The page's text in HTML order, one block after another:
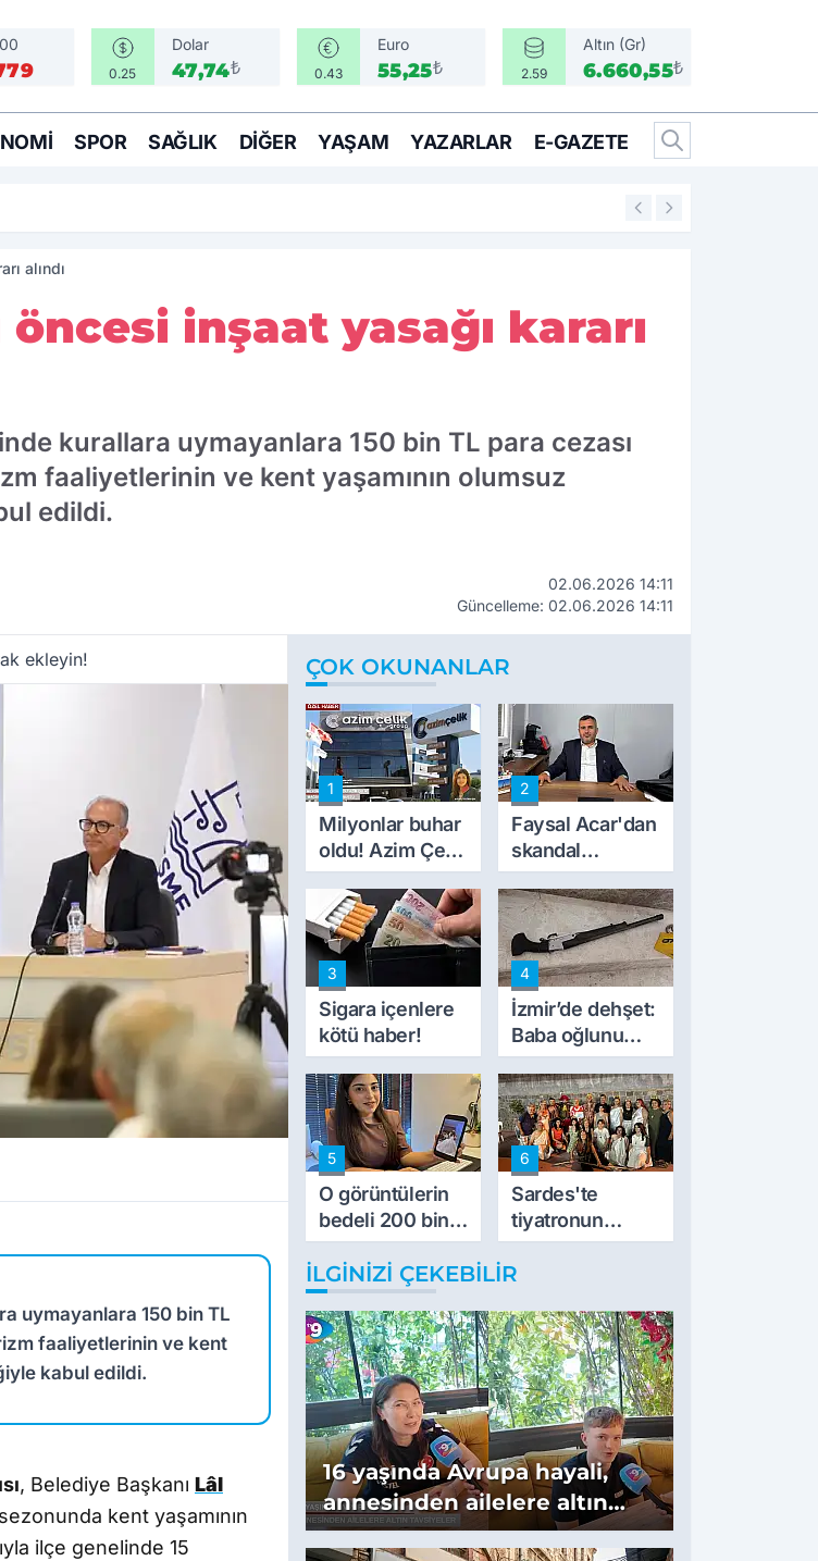
0.25
Dolar
47,74₺ 0.43
Euro
55,25₺ 2.59
Altın (Gr)
6.660,55₺
SPOR SAĞLIK DIĞER YAŞAM YAZARLAR E-GAZETE
17:17 Türkiye, Suudi
alındı
inşaat yasağı kararı
kurallara uymayanlara 150 bin TL para cezası
faaliyetlerinin ve kent yaşamının olumsuz
edildi.
02.06.2026 14:11
Güncelleme: 02.06.2026 14:11
ekleyin!
uymayanlara 150 bin TL
faaliyetlerinin ve kent
kabul edildi.
, Belediye Başkanı Lâl
kent yaşamının
ilçe genelinde 15
ÇOK OKUNANLAR
1
Milyonlar buhar
oldu! Azim Çelik
inşaat mağduru
ilk kez konuştu
2
Faysal Acar'dan
skandal
açıklamalar:
'Haluk Levent
peynircilerimizi
de kıskaca aldı,
müdahale ettik'
3
Sigara içenlere
kötü haber!
4
İzmir’de dehşet:
Baba oğlunu
vurdu
5
O görüntülerin
bedeli 200 bin
TL
6
Sardes'te
tiyatronun
imece ruhu
binlerce yıllık
İLGINIZI ÇEKEBILIR
16 yaşında Avrupa hayali,
annesinden ailelere altın
tavsiyeler